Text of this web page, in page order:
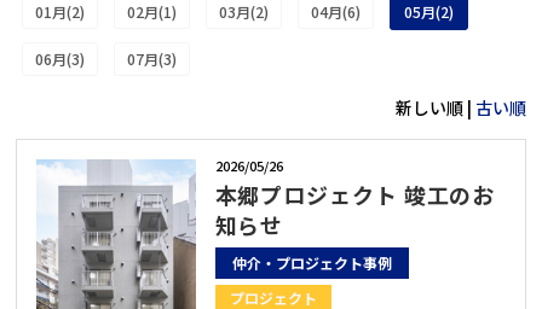
01月(2) 02月(1) 03月(2) 04月(6) 05月(2)
06月(3) 07月(3)
新しい順 | 古い順
2026/05/26
本郷プロジェクト 竣工のお
知らせ
仲介・プロジェクト事例
プロジェクト